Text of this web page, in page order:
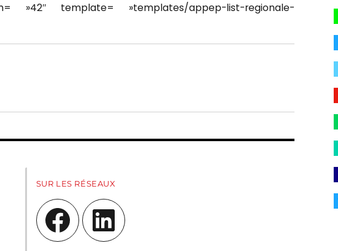
»42″ template= »templates/appep-list-regionale-
SUR LES RÉSEAUX
Facebook LinkedIn